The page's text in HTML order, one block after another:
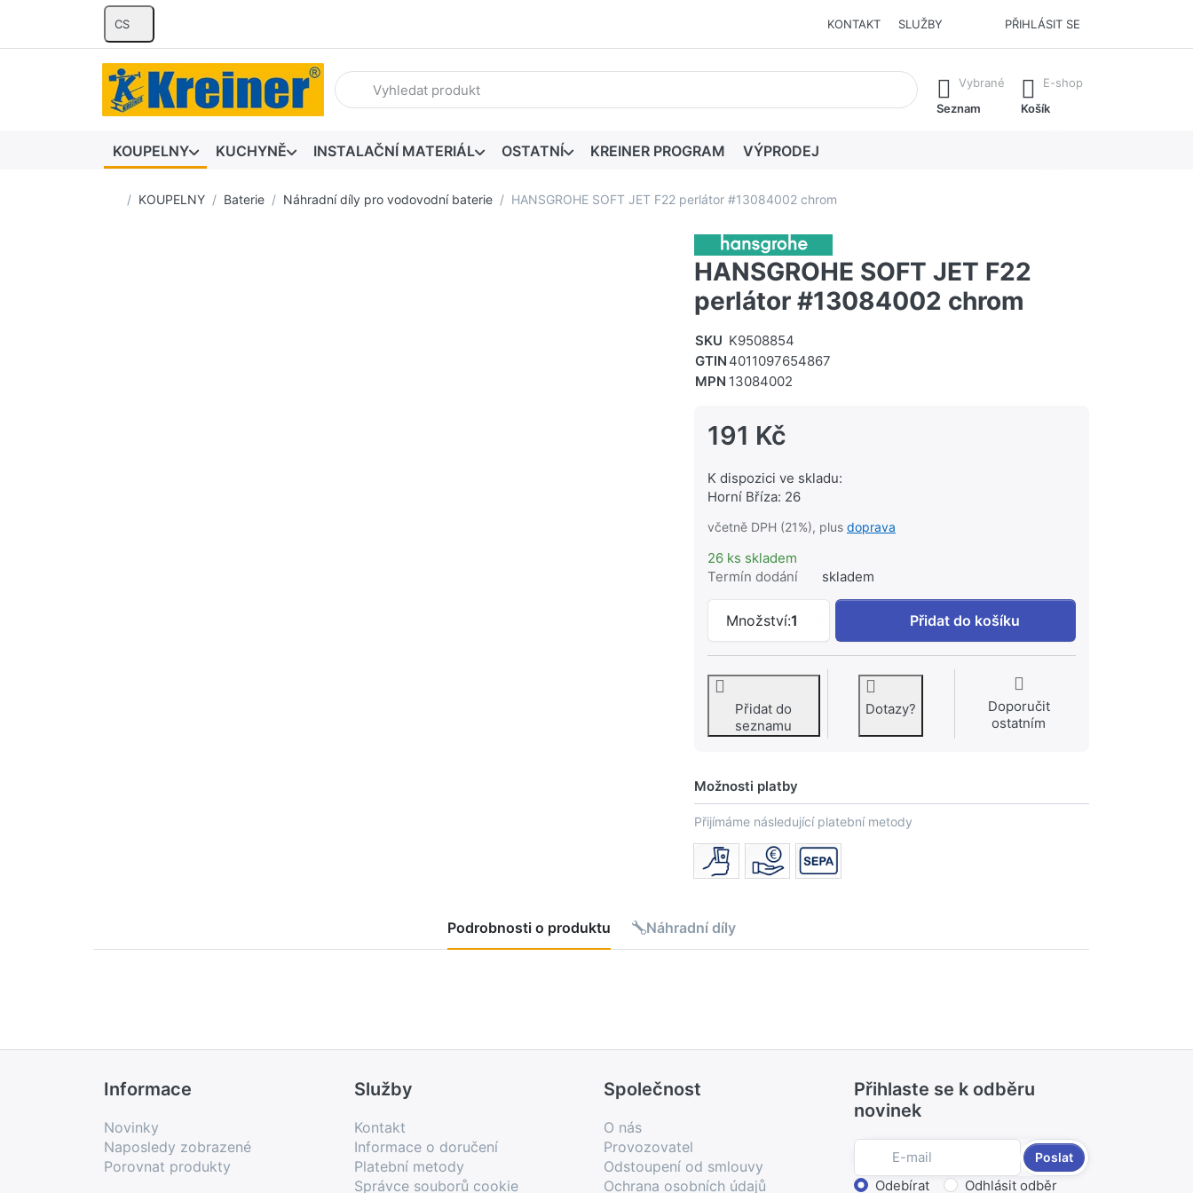
CS KONTAKT SLUŽBY PŘIHLÁSIT SE
Zadejte hledaný výraz. První výsledky se zobrazí automaticky při zadávání. Stisknutím klávesy Enter vyvoláte všechny výsledky.
Vybrané
Seznam
E-shop
Košík
KOUPELNY KUCHYNĚ INSTALAČNÍ MATERIÁL OSTATNÍ KREINER PROGRAM VÝPRODEJ
Domovská stránka
KOUPELNY Baterie Náhradní díly pro vodovodní baterie HANSGROHE SOFT JET F22 perlátor #13084002 chrom
HANSGROHE SOFT JET F22
perlátor #13084002 chrom
SKU K9508854
GTIN 4011097654867
MPN 13084002
191 Kč
K dispozici ve skladu:
Horní Bříza: 26
včetně DPH (21%), plus doprava
26 ks skladem
Termín dodání
skladem
Množství:1
HANSGROHE SOFT JET F22 perlátor #13084002 chrom
Přidat do košíku
Přidat do
seznamu
Dotazy?
Doporučit
ostatním
Možnosti platby
Přijímáme následující platební metody
Podrobnosti o produktu Náhradní díly
Informace
Novinky
Naposledy zobrazené
Porovnat produkty
Služby
Kontakt
Informace o doručení
Platební metody
Správce souborů cookie
Společnost
O nás
Provozovatel
Odstoupení od smlouvy
Ochrana osobních údajů
Přihlaste se k odběru
novinek
Poslat
Odebírat Odhlásit odběr